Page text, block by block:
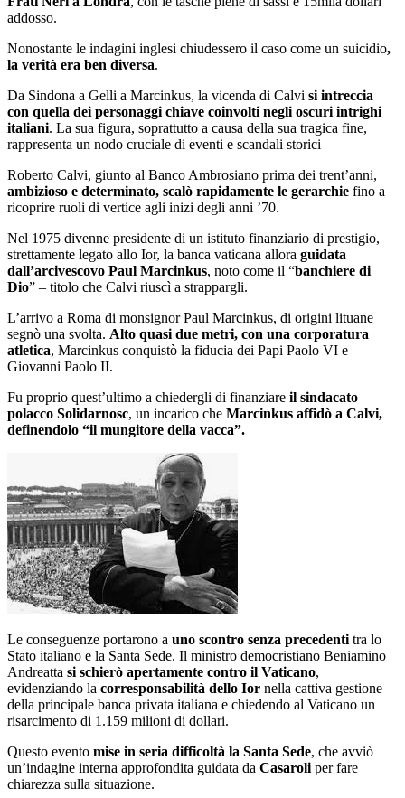
addosso.
Nonostante le indagini inglesi chiudessero il caso come un suicidio,
la verità era ben diversa.
Da Sindona a Gelli a Marcinkus, la vicenda di Calvi si intreccia
con quella dei personaggi chiave coinvolti negli oscuri intrighi
italiani. La sua figura, soprattutto a causa della sua tragica fine,
rappresenta un nodo cruciale di eventi e scandali storici
Roberto Calvi, giunto al Banco Ambrosiano prima dei trent’anni,
ambizioso e determinato, scalò rapidamente le gerarchie fino a
ricoprire ruoli di vertice agli inizi degli anni ’70.
Nel 1975 divenne presidente di un istituto finanziario di prestigio,
strettamente legato allo Ior, la banca vaticana allora guidata
dall’arcivescovo Paul Marcinkus, noto come il “banchiere di
Dio” – titolo che Calvi riuscì a strappargli.
L’arrivo a Roma di monsignor Paul Marcinkus, di origini lituane
segnò una svolta. Alto quasi due metri, con una corporatura
atletica, Marcinkus conquistò la fiducia dei Papi Paolo VI e
Giovanni Paolo II.
Fu proprio quest’ultimo a chiedergli di finanziare il sindacato
polacco Solidarnosc, un incarico che Marcinkus affidò a Calvi,
definendolo “il mungitore della vacca”.
Le conseguenze portarono a uno scontro senza precedenti tra lo
Stato italiano e la Santa Sede. Il ministro democristiano Beniamino
Andreatta si schierò apertamente contro il Vaticano,
evidenziando la corresponsabilità dello Ior nella cattiva gestione
della principale banca privata italiana e chiedendo al Vaticano un
risarcimento di 1.159 milioni di dollari.
Questo evento mise in seria difficoltà la Santa Sede, che avviò
un’indagine interna approfondita guidata da Casaroli per fare
chiarezza sulla situazione.